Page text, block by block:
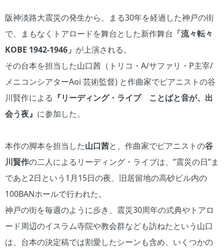
阪神淡路大震災の発生から、まる30年を経過した神戸の街
で、まもなくトアロードを舞台とした新作舞台 「流々転々
KOBE 1942-1946」 が上演される。
その台本を担当した山口茜（トリコ・A/サファリ・P主宰/
メニコンシアターAoi 芸術監督) と作曲家でピアニストの谷
川賢作による 『リーディング・ライブ ことばと音が、出
会う夜』 に参加した。
本作の脚本を担当した山口茜と、作曲家でピアニストの谷
川賢作の二人によるリーディング・ライブは、”震災の日”ま
であと2日という1月15日の夜、旧居留地の高砂ビル内の
100BANホールで行われた。
神戸の街を毎週のように歩き、震災30周年の式典やトアロ
ード周辺のイスラム寺院や教会群なども訪ねたという山口
は、台本の決定稿では割愛したシーンも含め、いくつかの